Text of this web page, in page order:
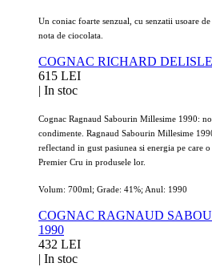
Un coniac foarte senzual, cu senzatii usoare
nota de ciocolata.
COGNAC RICHARD
615 LEI
| In stoc
Cognac Ragnaud Sabourin Millesime 1990:
condimente. Ragnaud Sabourin Millesime
reflectand in gust pasiunea si energia pe care
Premier Cru in produsele lor.
Volum: 700ml; Grade: 41%; Anul: 1990
COGNAC RAGNAUD
1990
432 LEI
| In stoc